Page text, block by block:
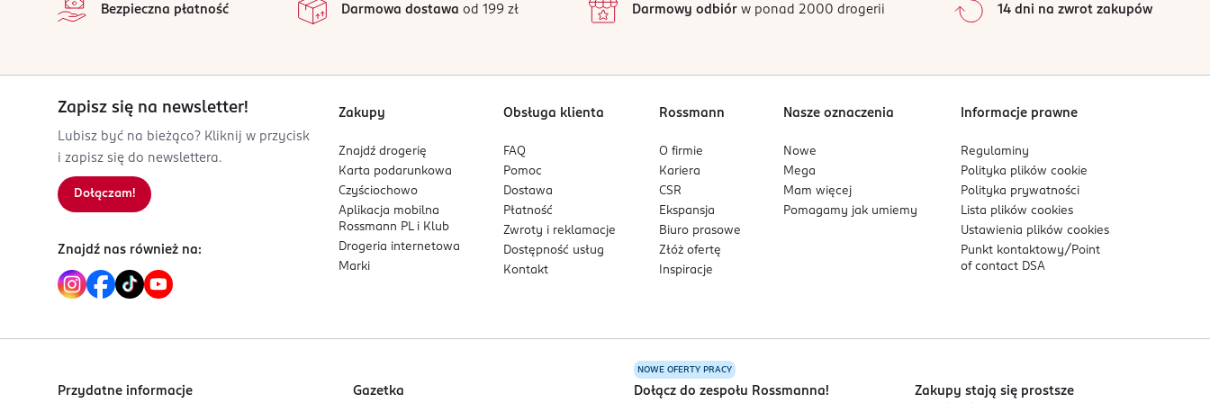
92500
224300250
Kod EAN
7 638900 452686
1
0%
Sortowanie wgdata: od najnowszej
Bezpieczna płatność Darmowa dostawa od 199 zł Darmowy odbiórw ponad 2000 drogerii 14 dni na zwrot zakupów
Zapisz się na newsletter!
Lubisz być na bieżąco? Kliknij w przycisk
i zapisz się do newslettera.
Dołączam!
Znajdź nas również na:
Zakupy
Znajdź drogerię
Karta podarunkowa
Czyściochowo
Aplikacja mobilna
Rossmann PL i Klub
Drogeria internetowa
Marki
Obsługa klienta
FAQ
Pomoc
Dostawa
Płatność
Zwroty i reklamacje
Dostępność usług
Kontakt
Rossmann
O firmie
Kariera
CSR
Ekspansja
Biuro prasowe
Złóż ofertę
Inspiracje
Nasze oznaczenia
Nowe
Mega
Mam więcej
Pomagamy jak umiemy
Informacje prawne
Regulaminy
Polityka plikówcookie
Polityka prywatności
Lista plikówcookies
Ustawienia plikówcookies
Punkt kontaktowy/ Point
of contact DSA
Przydatne informacje Gazetka
NOWE OFERTY PRACY
Dołącz do zespołu Rossmanna! Zakupy stają się prostsze